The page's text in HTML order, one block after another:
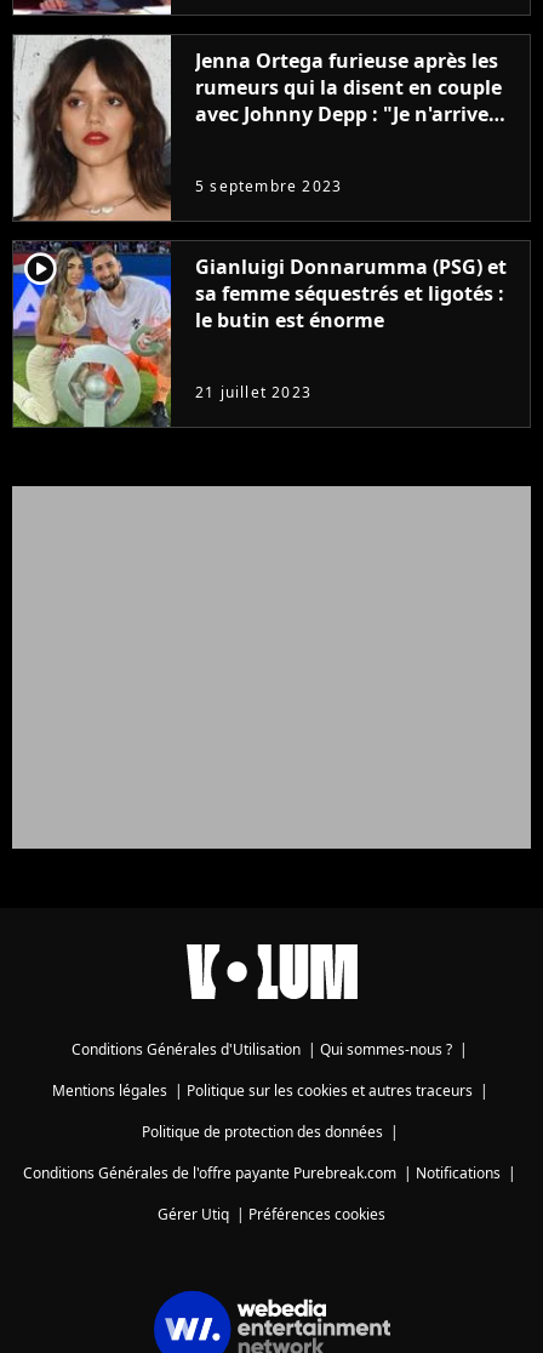
Jenna Ortega furieuse après les
rumeurs qui la disent en couple
avec Johnny Depp : "Je n'arrive
5 septembre 2023
player2
Gianluigi Donnarumma (PSG) et
sa femme séquestrés et ligotés :
le butin est énorme
21 juillet 2023
Conditions Générales d'Utilisation | Qui sommes-nous ? |
Mentions légales| Politique sur les cookies et autres traceurs|
Politique de protection des données|
Conditions Générales de l'offre payante Purebreak.com | Notifications |
Gérer Utiq | Préférences cookies